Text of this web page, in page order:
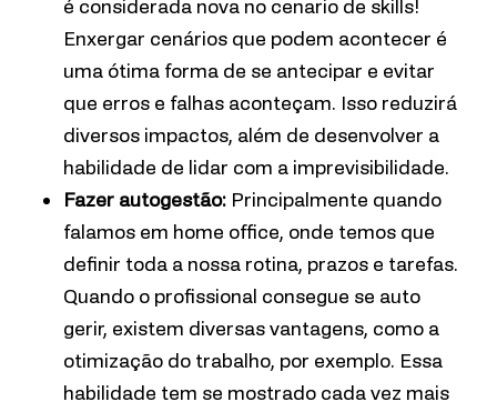
é considerada nova no cenario de skills!
Enxergar cenários que podem acontecer é
uma ótima forma de se antecipar e evitar
que erros e falhas aconteçam. Isso reduzirá
diversos impactos, além de desenvolver a
habilidade de lidar com a imprevisibilidade.
Fazer autogestão:Principalmente quando
falamos em home office, onde temos que
definir toda a nossa rotina, prazos e tarefas.
Quando o profissional consegue se auto
gerir, existem diversas vantagens, como a
otimização do trabalho, por exemplo. Essa
habilidade tem se mostrado cada vez mais